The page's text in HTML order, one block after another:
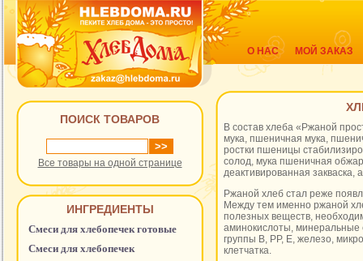
О НАС МОЙ ЗАКАЗ
ПОИСК ТОВАРОВ
Все товары на одной странице
ИНГРЕДИЕНТЫ
Смеси для хлебопечек готовые
Смеси для хлебопечек
В состав хлеба «Ржаной
мука, пшеничная мука,
ростки пшеницы
солод, мука пшеничная
деактивированная закваска,
Ржаной хлеб стал реже
Между тем именно ржаной
полезных веществ,
аминокислоты, минеральные
группы В, РР, Е, железо,
клетчатка.